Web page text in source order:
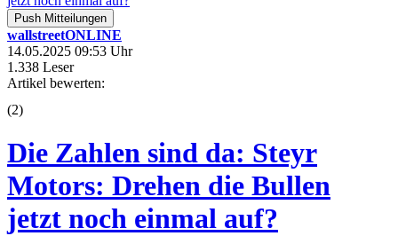
Push Mitteilungen
wallstreetONLINE
14.05.2025 09:53 Uhr
1.338 Leser
Artikel bewerten:
(2)
Die Zahlen sind da: Steyr
Motors: Drehen die Bullen
jetzt noch einmal auf?